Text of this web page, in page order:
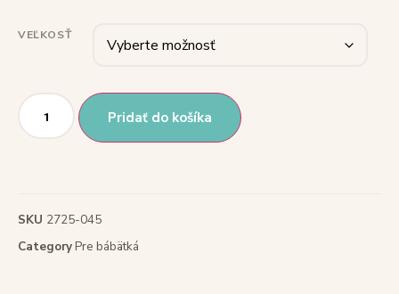
VEĽKOSŤ
Pridať do košíka
SKU 2725-045
CategoryPre bábätká